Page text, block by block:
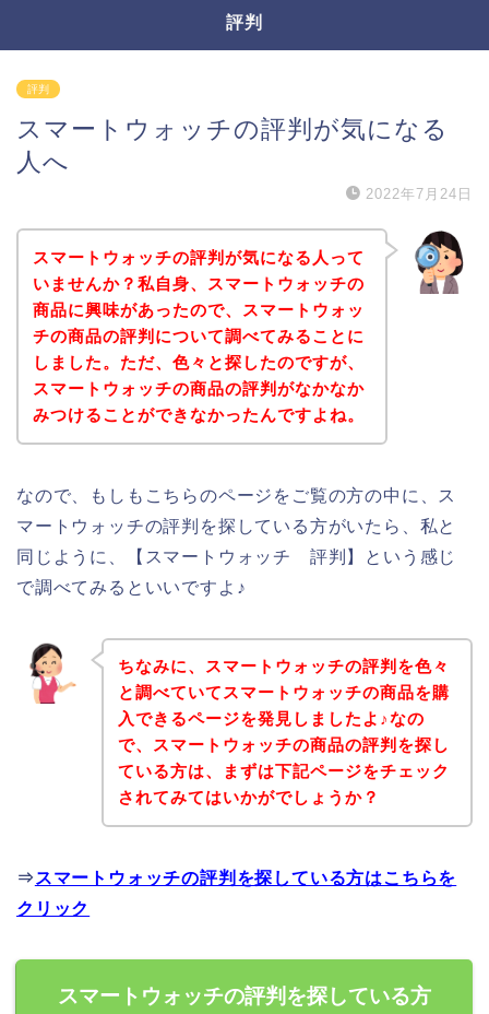
評判
評判
スマートウォッチの評判が気になる
人へ
2022年7月24日
スマートウォッチの評判が気になる人って
いませんか？私自身、スマートウォッチの
商品に興味があったので、スマートウォッ
チの商品の評判について調べてみることに
しました。ただ、色々と探したのですが、
スマートウォッチの商品の評判がなかなか
みつけることができなかったんですよね。
なので、もしもこちらのページをご覧の方の中に、ス
マートウォッチの評判を探している方がいたら、私と
同じように、【スマートウォッチ 評判】という感じ
で調べてみるといいですよ♪
ちなみに、スマートウォッチの評判を色々
と調べていてスマートウォッチの商品を購
入できるページを発見しましたよ♪なの
で、スマートウォッチの商品の評判を探し
ている方は、まずは下記ページをチェック
されてみてはいかがでしょうか？
⇒ スマートウォッチの評判を探している方はこちらを
クリック
スマートウォッチの評判を探している方